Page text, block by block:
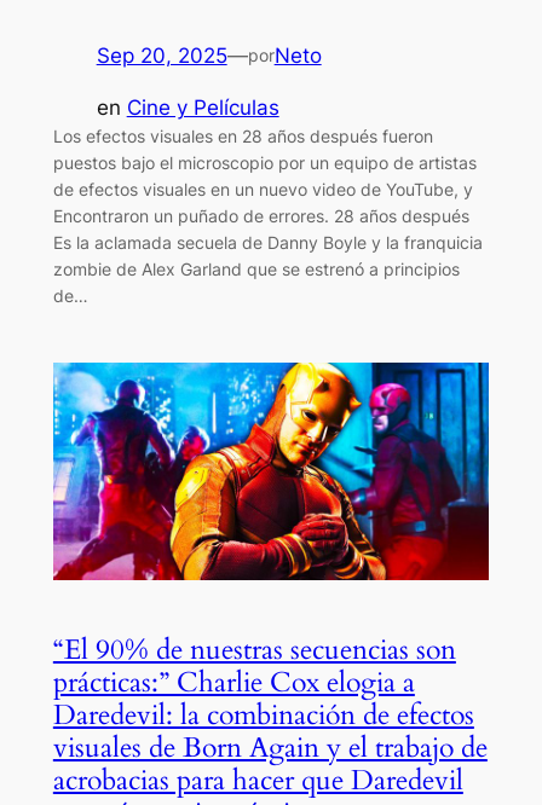
Sep 20, 2025—porNeto
en Cine y Películas
Los efectos visuales en 28 años después fueron
puestos bajo el microscopio por un equipo de artistas
de efectos visuales en un nuevo video de YouTube, y
Encontraron un puñado de errores. 28 años después
Es la aclamada secuela de Danny Boyle y la franquicia
zombie de Alex Garland que se estrenó a principios
de…
“El 90% de nuestras secuencias son
prácticas:” Charlie Cox elogia a
Daredevil: la combinación de efectos
visuales de Born Again y el trabajo de
acrobacias para hacer que Daredevil